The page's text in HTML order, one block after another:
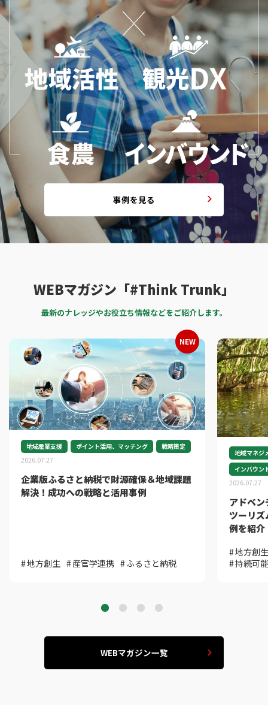
事例を見る
WEBマガジン「#Think Trunk」
最新のナレッジやお役立ち情報などをご紹介します。
地域産業支援 ポイント活用、マッチング 戦略策定
2026.07.27
企業版ふるさと納税で財源確保＆地域課題
解決！成功への戦略と活用事例
地方創生 産官学連携 ふるさと納税
地域マネジ
インバウン
2026.07.27
アドベ
ツーリ
例を紹介
地方創生
持続可
WEBマガジン一覧